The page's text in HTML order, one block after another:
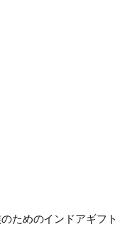
ためのインドアギフト